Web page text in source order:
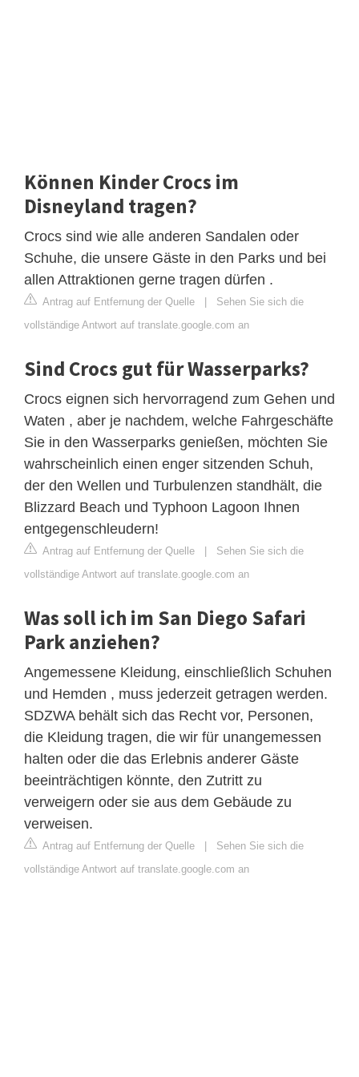
Können Kinder Crocs im
Disneyland tragen?
Crocs sind wie alle anderen Sandalen oder
Schuhe, die unsere Gäste in den Parks und bei
allen Attraktionen gerne tragen dürfen .
Antrag auf Entfernung der Quelle | Sehen Sie sich die
vollständige Antwort auf translate.google.com an
Sind Crocs gut für Wasserparks?
Crocs eignen sich hervorragend zum Gehen und
Waten , aber je nachdem, welche Fahrgeschäfte
Sie in den Wasserparks genießen, möchten Sie
wahrscheinlich einen enger sitzenden Schuh,
der den Wellen und Turbulenzen standhält, die
Blizzard Beach und Typhoon Lagoon Ihnen
entgegenschleudern!
Antrag auf Entfernung der Quelle | Sehen Sie sich die
vollständige Antwort auf translate.google.com an
Was soll ich im San Diego Safari
Park anziehen?
Angemessene Kleidung, einschließlich Schuhen
und Hemden , muss jederzeit getragen werden.
SDZWA behält sich das Recht vor, Personen,
die Kleidung tragen, die wir für unangemessen
halten oder die das Erlebnis anderer Gäste
beeinträchtigen könnte, den Zutritt zu
verweigern oder sie aus dem Gebäude zu
verweisen.
Antrag auf Entfernung der Quelle | Sehen Sie sich die
vollständige Antwort auf translate.google.com an